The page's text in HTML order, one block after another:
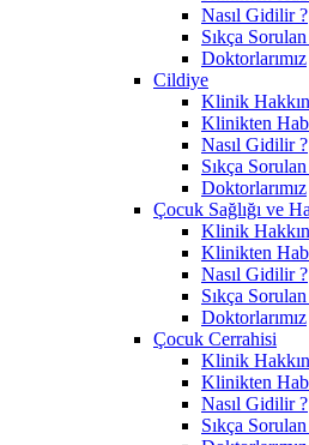
Nasıl Gidilir ?
Sıkça
Doktorlarımız
Cildiye
Klinik
Klinikten
Nasıl Gidilir ?
Sıkça
Doktorlarımız
Çocuk Sağlığı ve
Klinik
Klinikten
Nasıl Gidilir ?
Sıkça
Doktorlarımız
Çocuk Cerrahisi
Klinik
Klinikten
Nasıl Gidilir ?
Sıkça